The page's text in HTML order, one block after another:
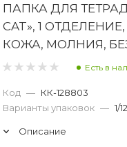
ПАПКА ДЛЯ
CAT», 1
КОЖА, МОЛНИЯ,
Есть в
Код — КК-128803
Варианты упаковок — 1/
Описание